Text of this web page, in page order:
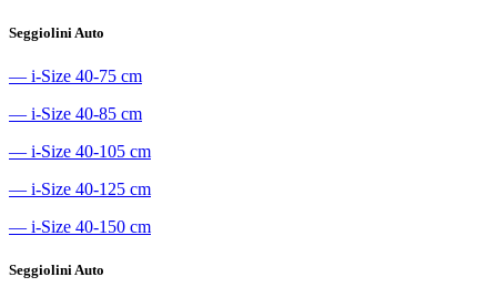
Seggiolini Auto
― i-Size 40-75 cm
― i-Size 40-85 cm
― i-Size 40-105 cm
― i-Size 40-125 cm
― i-Size 40-150 cm
Seggiolini Auto